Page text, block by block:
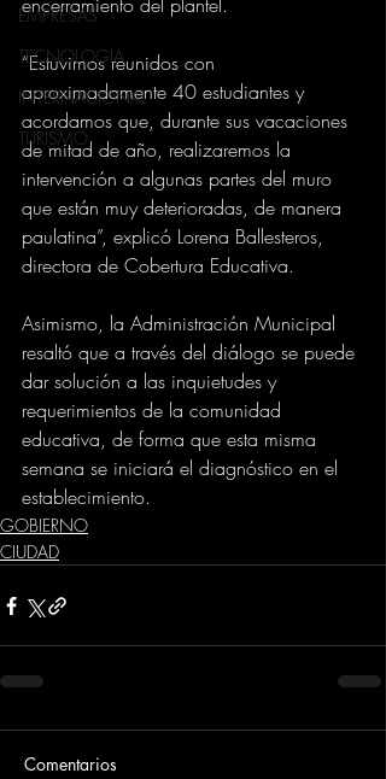
EMPRESAS
TECNOLOGIA
INTERNACIONAL
TURISMO
encerramiento del plantel.
“Estuvimos reunidos con
aproximadamente 40 estudiantes y
acordamos que, durante sus vacaciones
de mitad de año, realizaremos la
intervención a algunas partes del muro
que están muy deterioradas, de manera
paulatina”, explicó Lorena Ballesteros,
directora de Cobertura Educativa.
Asimismo, la Administración Municipal
resaltó que a través del diálogo se puede
dar solución a las inquietudes y
requerimientos de la comunidad
educativa, de forma que esta misma
semana se iniciará el diagnóstico en el
establecimiento.
GOBIERNO
CIUDAD
Comentarios